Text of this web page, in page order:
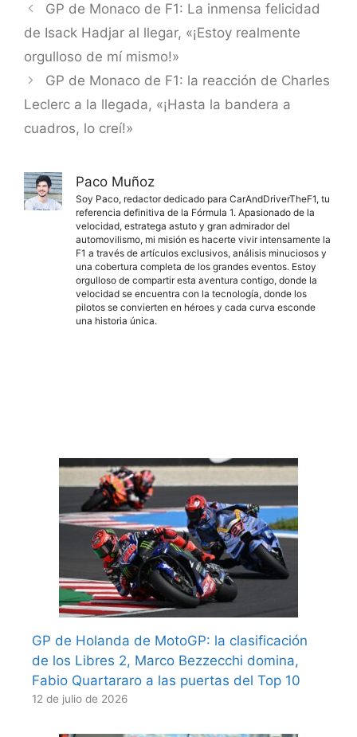
GP de Monaco de F1: La inmensa felicidad
de Isack Hadjar al llegar, «¡Estoy realmente
orgulloso de mí mismo!»
GP de Monaco de F1: la reacción de Charles
Leclerc a la llegada, «¡Hasta la bandera a
cuadros, lo creí!»
Paco Muñoz
Soy Paco, redactor dedicado para CarAndDriverTheF1, tu
referencia definitiva de la Fórmula 1. Apasionado de la
velocidad, estratega astuto y gran admirador del
automovilismo, mi misión es hacerte vivir intensamente la
F1 a través de artículos exclusivos, análisis minuciosos y
una cobertura completa de los grandes eventos. Estoy
orgulloso de compartir esta aventura contigo, donde la
velocidad se encuentra con la tecnología, donde los
pilotos se convierten en héroes y cada curva esconde
una historia única.
GP de Holanda de MotoGP: la clasificación
de los Libres 2, Marco Bezzecchi domina,
Fabio Quartararo a las puertas del Top 10
12 de julio de 2026